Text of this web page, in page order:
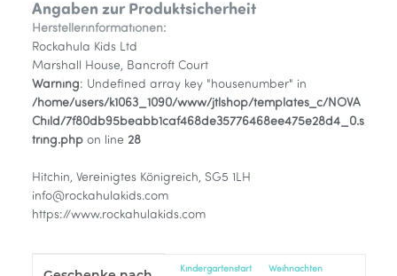
Angaben zur Produktsicherheit
Herstellerinformationen:
Rockahula Kids Ltd
Marshall House, Bancroft Court
Warning: Undefined array key "housenumber" in
/home/users/k1063_1090/www/jtlshop/templates_c/NOVA
Child/7f80db95beabb1caf468de35776468ee475e28d4_0.s
tring.php on line 28
Hitchin, Vereinigtes Königreich, SG5 1LH
info@rockahulakids.com
https://www.rockahulakids.com
Produkteigenschaft
Wert Kindergartenstart Weihnachten